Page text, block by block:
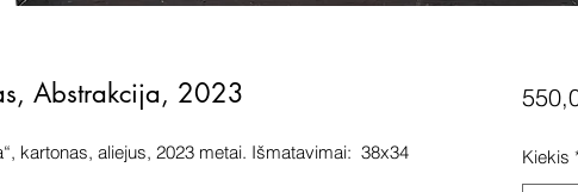
Abstrakcija, 2023
kartonas, aliejus, 2023 metai. Išmatavimai: 38x34
Kiekis